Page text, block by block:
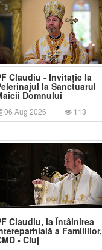
Claudiu - Invitație la
la Sanctuarul
Domnului
06 Aug 2026 113
Claudiu, la Întâlnirea
a Familiilor,
- Cluj